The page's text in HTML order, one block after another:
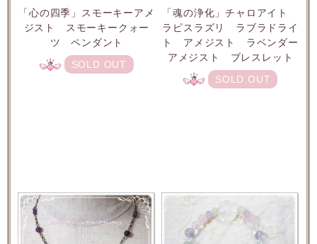
「心の四季」スモーキーアメ
ジスト スモーキークォー
ツ ペンダント
SOLD OUT
「魂の浄化」チャロアイト
ラピスラズリ ラブラドライ
ト アメジスト ラベンダー
アメジスト ブレスレット
SOLD OUT